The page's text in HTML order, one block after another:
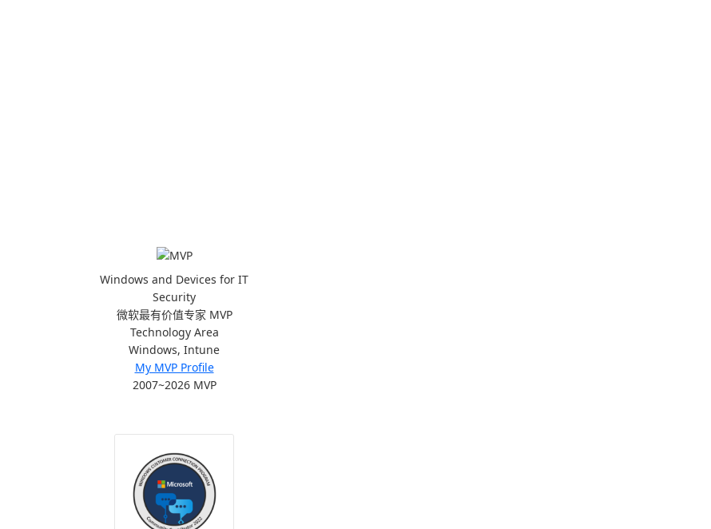
Windows and Devices for IT
Security
微软最有价值专家 MVP
Technology Area
Windows, Intune
My MVP Profile
2007~2026 MVP